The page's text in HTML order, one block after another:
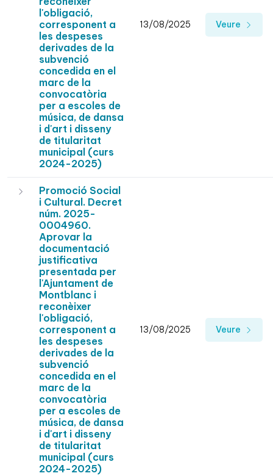
l'obligació,
corresponent a
les despeses
derivades de la
subvenció
concedida en el
marc de la
convocatòria
per a escoles de
música, de dansa
i d'art i disseny
de titularitat
municipal (curs
2024-2025)
13/08/2025 Veure
Promoció Social
i Cultural. Decret
núm. 2025-
0004960.
Aprovar la
documentació
justificativa
presentada per
l'Ajuntament de
Montblanc i
reconèixer
l'obligació,
corresponent a
les despeses
derivades de la
subvenció
concedida en el
marc de la
convocatòria
per a escoles de
música, de dansa
i d'art i disseny
de titularitat
municipal (curs
2024-2025)
13/08/2025 Veure